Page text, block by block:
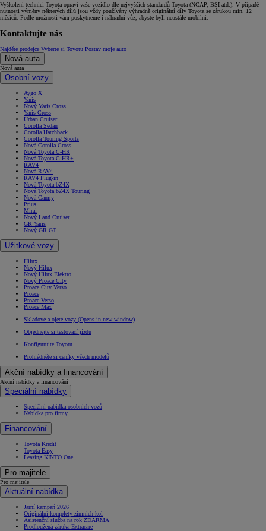
Vyškolení technici Toyota opraví vaše vozidlo dle nejvyšších standardů Toyota (NCAP, BSI atd.). V případě
nutnosti výměny některých dílů jsou vždy používány výhradně originální díly Toyota se zárukou min. 12
měsíců. Podle možností vám poskytneme i náhradní vůz, abyste byli neustále mobilní.
Kontaktujte nás
Najděte prodejce Vyberte si Toyotu Postav moje auto
Nová auta
Nová auta
Osobní vozy
Aygo X
Yaris
Nový Yaris Cross
Yaris Cross
Urban Cruiser
Corolla Sedan
Corolla Hatchback
Corolla Touring Sports
Nová Corolla Cross
Nová Toyota C-HR
Nová Toyota C-HR+
RAV4
Nová RAV4
RAV4 Plug-in
Nová Toyota bZ4X
Nová Toyota bZ4X Touring
Nová Camry
Prius
Mirai
Nový Land Cruiser
GR Yaris
Nový GR GT
Užitkové vozy
Hilux
Nový Hilux
Nový Hilux Elektro
Nový Proace City
Proace City Verso
Proace
Proace Verso
Proace Max
Skladové a ojeté vozy (Opens in new window)
Objednejte si testovací jízdu
Konfigurujte Toyotu
Prohlédněte si ceníky všech modelů
Akční nabídky a financování
Akční nabídky a financování
Speciální nabídky
Speciální nabídka osobních vozů
Nabídka pro firmy
Financování
Toyota Kredit
Toyota Easy
Leasing KINTO One
Pro majitele
Pro majitele
Aktuální nabídka
Jarní kampaň 2026
Originální komplety zimních kol
Asistenční služba na rok ZDARMA
Prodloužená záruka Extracare